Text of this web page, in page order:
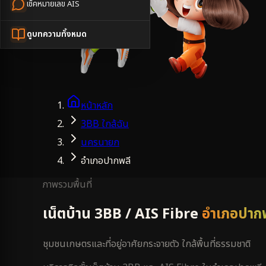
เช็คหมายเลข AIS
ดูบทความทั้งหมด
หน้าหลัก
3BB ใกล้ฉัน
นครนายก
อำเภอปากพลี
ภาพรวมพื้นที่
เน็ตบ้าน 3BB / AIS Fibre อำเภอปา
ชุมชนเกษตรและที่อยู่อาศัยกระจายตัว ใกล้พื้นที่ธรรมชาติ